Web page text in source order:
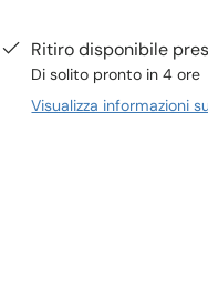
Ritiro disponibile
Di solito pronto in 4 ore
Visualizza informazioni